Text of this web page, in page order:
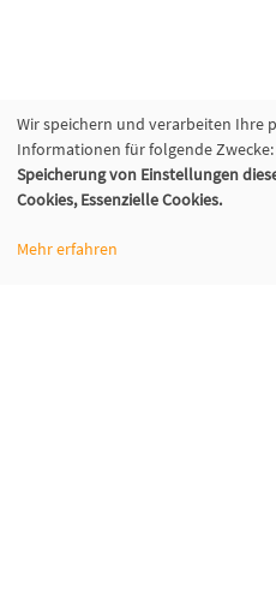
Wir speichern und verarbeiten Ihre
Informationen für folgende Zwecke:
Speicherung von Einstellungen
Cookies, Essenzielle Cookies.
Mehr erfahren